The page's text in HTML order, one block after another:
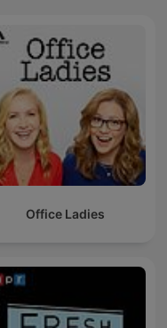
Office Ladies